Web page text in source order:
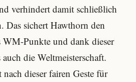
verhindert damit schließlich
sichert Hawthorn den
WM-Punkte und dank dieser
auch die Weltmeisterschaft.
dieser fairen Geste für